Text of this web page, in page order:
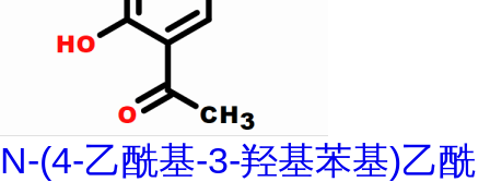
N-(4-乙酰基-3-羟基苯基)乙酰